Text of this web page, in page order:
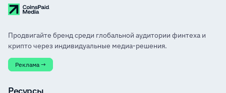
Продвигайте бренд среди глобальной аудитории финтеха и
крипто через индивидуальные медиа-решения.
Реклама →
Ресурсы